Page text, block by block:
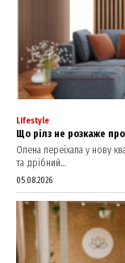
Lifestyle
Що рілз не розкаже
Олена переїхала у нову
та дрібний...
05.08.2026